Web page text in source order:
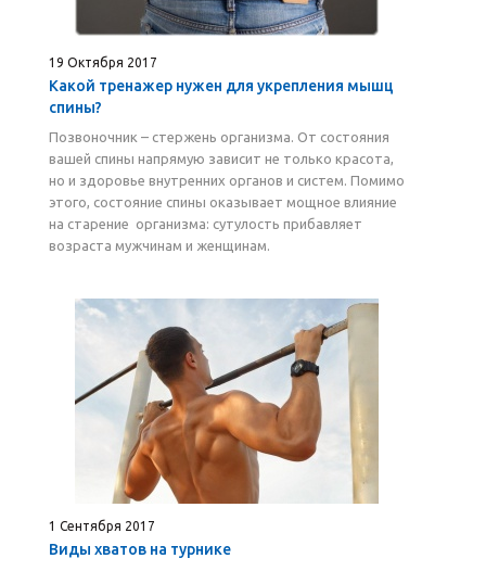
19 Октября 2017
Какой тренажер нужен для укрепления мышц
спины?
Позвоночник – стержень организма. От состояния
вашей спины напрямую зависит не только красота,
но и здоровье внутренних органов и систем. Помимо
этого, состояние спины оказывает мощное влияние
на старение организма: сутулость прибавляет
возраста мужчинам и женщинам.
1 Сентября 2017
Виды хватов на турнике